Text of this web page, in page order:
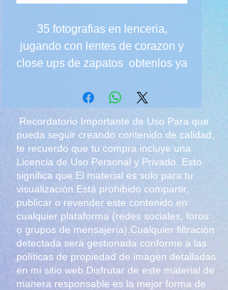
35 fotografias en lenceria,
jugando con lentes de corazon y
close ups de zapatos obtenlos ya
lenceria de febrero en el all
130
Recordatorio Importante de Uso Para que
pueda seguir creando contenido de calidad,
te recuerdo que tu compra incluye una
Licencia de Uso Personal y Privado. Esto
significa que:El material es solo para tu
visualización.Está prohibido compartir,
publicar o revender este contenido en
cualquier plataforma (redes sociales, foros
o grupos de mensajería).Cualquier filtración
detectada será gestionada conforme a las
políticas de propiedad de imagen detalladas
en mi sitio web.Disfrutar de este material de
manera responsable es la mejor forma de